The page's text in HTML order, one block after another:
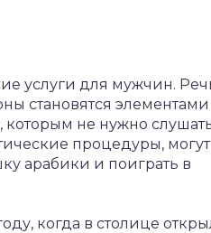
услуги для мужчин.
становятся элементами
которым не нужно
процедуры, могут
арабики и поиграть в
когда в столице